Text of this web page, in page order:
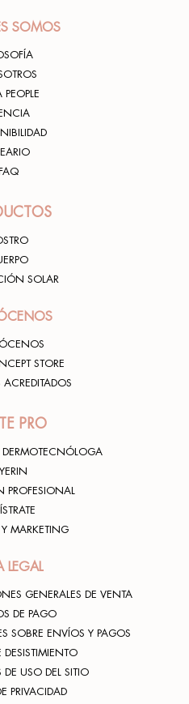
SOMOS
PEOPLE
SOLAR
STORE
ACREDITADOS
PRO
DERMOTECNÓLOGA
PROFESIONAL
Y MARKETING
LEGAL
GENERALES DE VENTA
DE PAGO
SOBRE ENVÍOS Y PAGOS
DESISTIMIENTO
USO DEL SITIO
PRIVACIDAD